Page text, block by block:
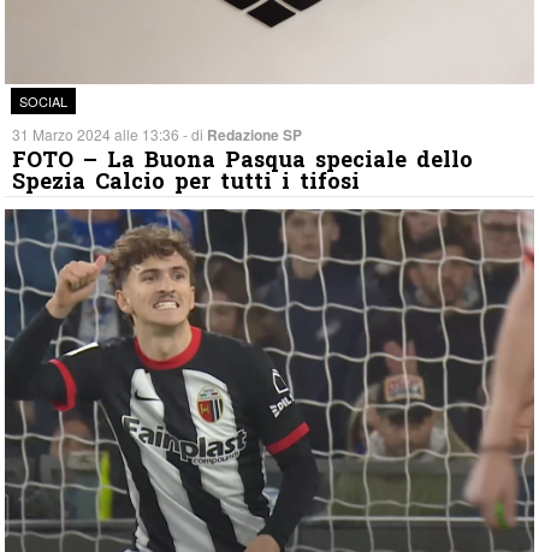
SOCIAL
31 Marzo 2024 alle 13:36 - di Redazione SP
FOTO – La Buona Pasqua speciale dello
Spezia Calcio per tutti i tifosi